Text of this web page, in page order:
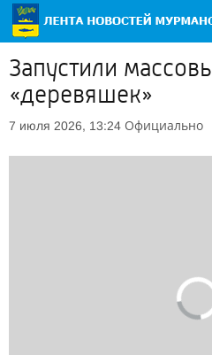
Запустили
«деревяшек»
7 июля 2026, 13:24 Официально